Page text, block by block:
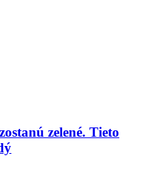
zelené. Tieto